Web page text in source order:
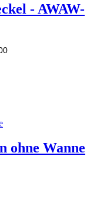
- AWAW-
ohne Wanne